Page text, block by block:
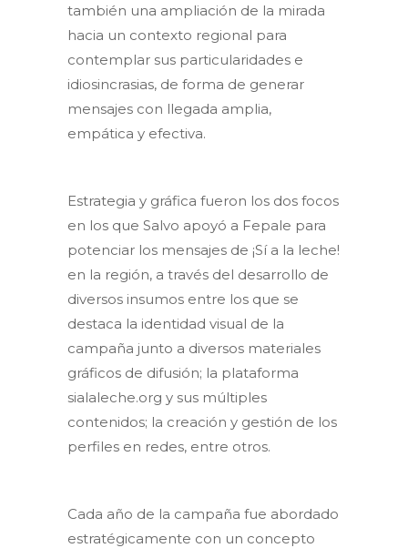
también una ampliación de la mirada
hacia un contexto regional para
contemplar sus particularidades e
idiosincrasias, de forma de generar
mensajes con llegada amplia,
empática y efectiva.
Estrategia y gráfica fueron los dos focos
en los que Salvo apoyó a Fepale para
potenciar los mensajes de ¡Sí a la leche!
en la región, a través del desarrollo de
diversos insumos entre los que se
destaca la identidad visual de la
campaña junto a diversos materiales
gráficos de difusión; la plataforma
sialaleche.org y sus múltiples
contenidos; la creación y gestión de los
perfiles en redes, entre otros.
Cada año de la campaña fue abordado
estratégicamente con un concepto